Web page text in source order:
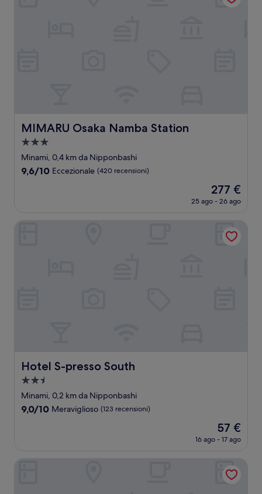
MIMARU Osaka Namba Station
MIMARU Osaka Namba Station
Struttura
a
3.0
Minami, 0,4 km da Nipponbashi
9.6
recensioni)
9,6/10 Eccezionale (420 recensioni)
Il
prezzo
attuale
277 €
277 €
25 ago - 26 ago
Hotel S-presso South
Hotel S-presso South
Struttura
a
2.5
Minami, 0,2 km da Nipponbashi
9.0
recensioni)
9,0/10 Meraviglioso (123 recensioni)
Il
prezzo
attuale
57 €
57 €
16 ago - 17 ago
Red Roof Inn & Suites Osaka - Namba/Nippombashi